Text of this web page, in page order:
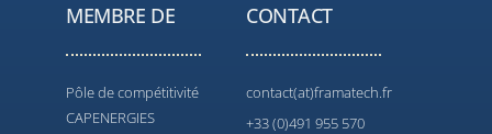
MEMBRE DE
Pôle de compétitivité
CAPENERGIES
CONTACT
contact(at)framatech.fr
+33 (0)491 955 570